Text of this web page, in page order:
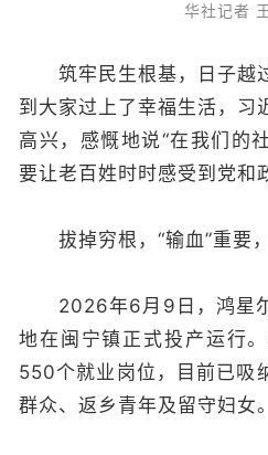
华社记者
筑牢民生根基，日子越
到大家过上了幸福生活，习
高兴，感慨地说“在我们的
要让老百姓时时感受到党和
拔掉穷根，“输血”重要，
2026年6月9日，鸿星尔
地在闽宁镇正式投产运行
550个就业岗位，目前已吸
群众、返乡青年及留守妇女。